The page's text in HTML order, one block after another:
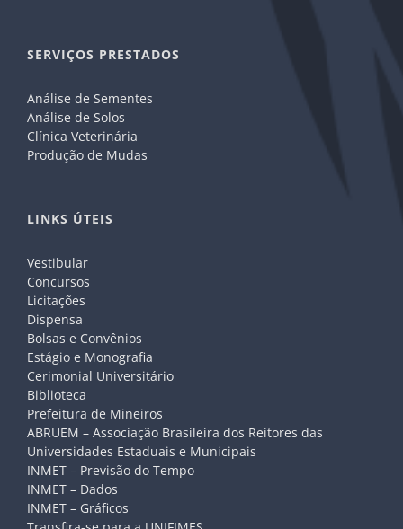
SERVIÇOS PRESTADOS
Análise de Sementes
Análise de Solos
Clínica Veterinária
Produção de Mudas
LINKS ÚTEIS
Vestibular
Concursos
Licitações
Dispensa
Bolsas e Convênios
Estágio e Monografia
Cerimonial Universitário
Biblioteca
Prefeitura de Mineiros
ABRUEM – Associação Brasileira dos Reitores das
Universidades Estaduais e Municipais
INMET – Previsão do Tempo
INMET – Dados
INMET – Gráficos